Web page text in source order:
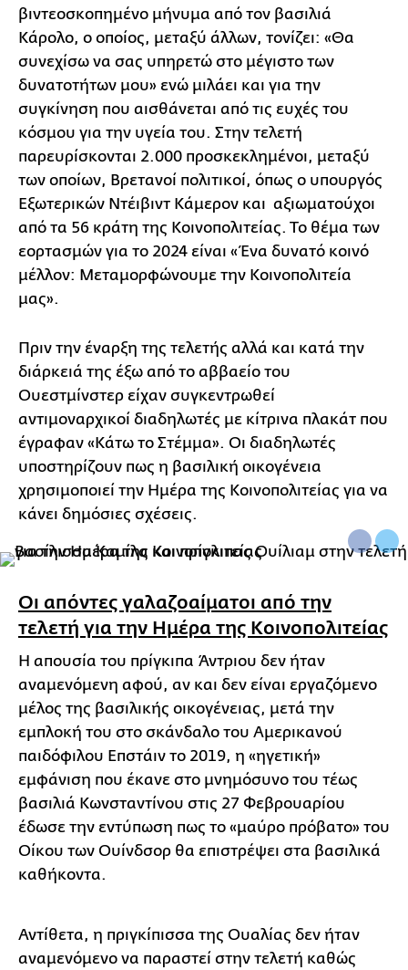
βιντεοσκοπημένο μήνυμα από τον βασιλιά
Κάρολο, ο οποίος, μεταξύ άλλων, τονίζει: «Θα
συνεχίσω να σας υπηρετώ στο μέγιστο των
δυνατοτήτων μου» ενώ μιλάει και για την
συγκίνηση που αισθάνεται από τις ευχές του
κόσμου για την υγεία του. Στην τελετή
παρευρίσκονται 2.000 προσκεκλημένοι, μεταξύ
των οποίων, Βρετανοί πολιτικοί, όπως ο υπουργός
Εξωτερικών Ντέιβιντ Κάμερον και αξιωματούχοι
από τα 56 κράτη της Κοινοπολιτείας. Το θέμα των
εορτασμών για το 2024 είναι «Ένα δυνατό κοινό
μέλλον: Μεταμορφώνουμε την Κοινοπολιτεία
μας».
Πριν την έναρξη της τελετής αλλά και κατά την
διάρκειά της έξω από το αββαείο του
Ουεστμίνστερ είχαν συγκεντρωθεί
αντιμοναρχικοί διαδηλωτές με κίτρινα πλακάτ που
έγραφαν «Κάτω το Στέμμα». Οι διαδηλωτές
υποστηρίζουν πως η βασιλική οικογένεια
χρησιμοποιεί την Ημέρα της Κοινοπολιτείας για να
κάνει δημόσιες σχέσεις.
Οι απόντες γαλαζοαίματοι από την
τελετή για την Ημέρα της Κοινοπολιτείας
Η απουσία του πρίγκιπα Άντριου δεν ήταν
αναμενόμενη αφού, αν και δεν είναι εργαζόμενο
μέλος της βασιλικής οικογένειας, μετά την
εμπλοκή του στο σκάνδαλο του Αμερικανού
παιδόφιλου Επστάιν το 2019, η «ηγετική»
εμφάνιση που έκανε στο μνημόσυνο του τέως
βασιλιά Κωνσταντίνου στις 27 Φεβρουαρίου
έδωσε την εντύπωση πως το «μαύρο πρόβατο» του
Οίκου των Ουίνδσορ θα επιστρέψει στα βασιλικά
καθήκοντα.
Αντίθετα, η πριγκίπισσα της Ουαλίας δεν ήταν
αναμενόμενο να παραστεί στην τελετή καθώς